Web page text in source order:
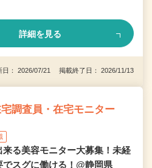
詳細を見る
日： 2026/07/21 掲載終了日： 2026/11/13
調査員・在宅モニター
る美容モニター大募集！未経
スグに働ける！@静岡県